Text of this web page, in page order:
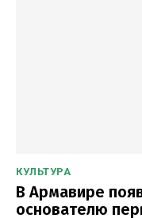
КУЛЬТУРА
В Армавире
основателю